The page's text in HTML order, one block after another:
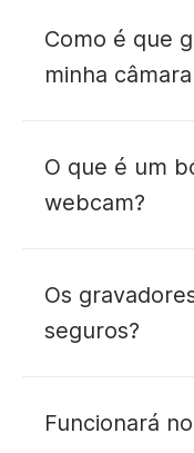
Como é que
minha
O que é um
webcam?
Os
seguros?
Funcionará